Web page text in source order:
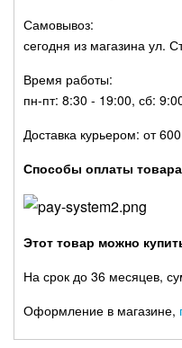
Самовывоз:
сегодня из магазина ул.
Время работы:
пн-пт: 8:30 - 19:00, сб:
Доставка курьером: от
Способы оплаты
Этот товар можно
На срок до 36 месяцев,
Оформление в магазине,